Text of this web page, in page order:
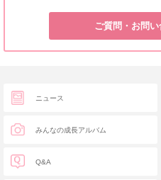
ご質問・お問
ニュース
みんなの成長アルバム
Q&A